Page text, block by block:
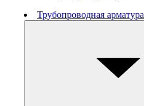
Трубопроводная арматура